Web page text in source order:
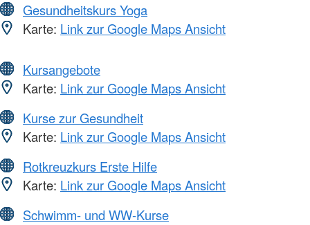
Gesundheitskurs Yoga
Karte: Link zur Google Maps Ansicht
Kursangebote
Karte: Link zur Google Maps Ansicht
Kurse zur Gesundheit
Karte: Link zur Google Maps Ansicht
Rotkreuzkurs Erste Hilfe
Karte: Link zur Google Maps Ansicht
Schwimm- und WW-Kurse